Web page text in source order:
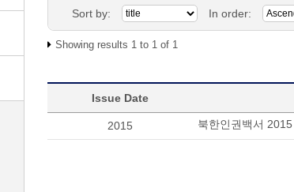
Sort by: In order:
Showing results 1 to 1 of 1
Issue Date
2015 북한인권백서 2015